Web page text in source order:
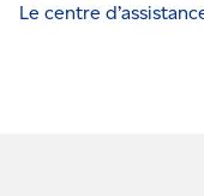
Le centre